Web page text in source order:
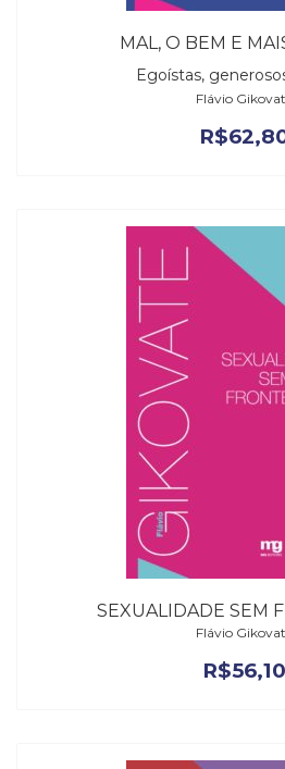
MAL, O BEM E
Egoístas,
Flávio
R$
SEXUALIDADE SEM
Flávio
R$56,10